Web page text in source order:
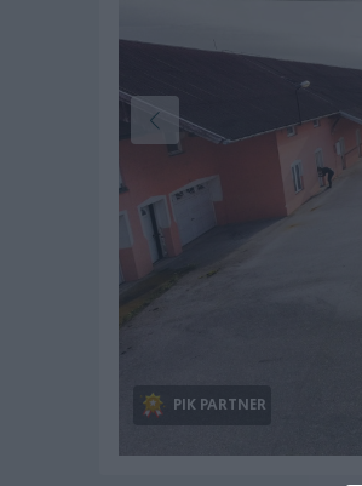
PIK PARTNER